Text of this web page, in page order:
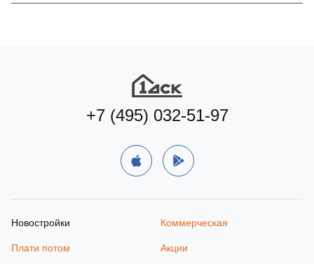
+7 (495) 032-51-97
Новостройки Коммерческая
Плати потом Акции